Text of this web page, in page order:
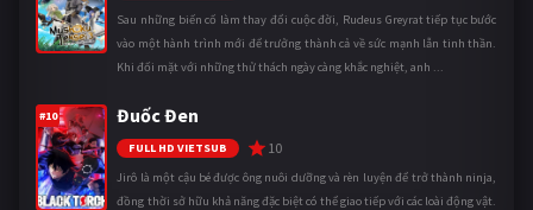
Sau những biến cố làm thay đổi cuộc đời, Rudeus Greyrat tiếp tục bước
vào một hành trình mới để trưởng thành cả về sức mạnh lẫn tinh thần.
Khi đối mặt với những thử thách ngày càng khắc nghiệt, anh ...
#10 Đuốc Đen
FULL HD VIETSUB 10
Jirô là một cậu bé được ông nuôi dưỡng và rèn luyện để trở thành ninja,
đồng thời sở hữu khả năng đặc biệt có thể giao tiếp với các loài động vật.